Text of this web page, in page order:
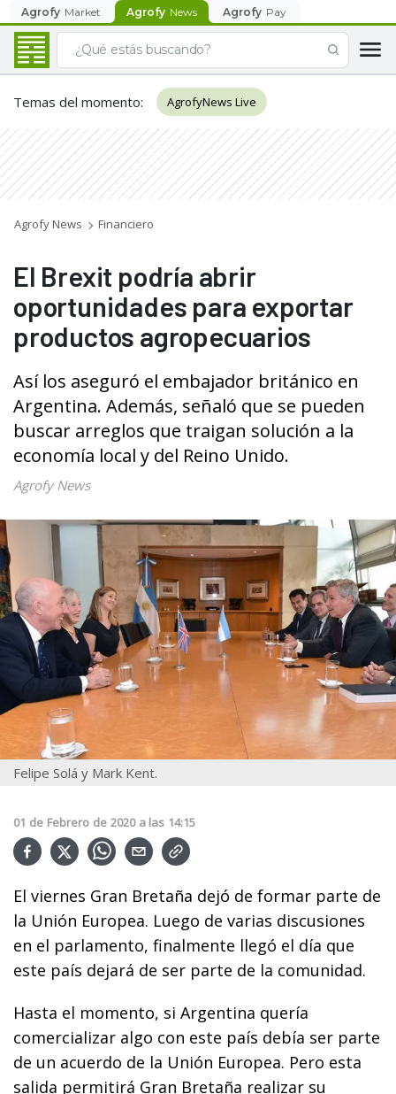
Agrofy Market Agrofy News Agrofy Pay
Temas del momento: AgrofyNews Live
Agrofy News Financiero
El Brexit podría abrir
oportunidades para exportar
productos agropecuarios
Así los aseguró el embajador británico en
Argentina. Además, señaló que se pueden
buscar arreglos que traigan solución a la
economía local y del Reino Unido.
Agrofy News
Felipe Solá y Mark Kent.
01 de Febrero de 2020 a las 14:15
El viernes Gran Bretaña dejó de formar parte de
la Unión Europea. Luego de varias discusiones
en el parlamento, finalmente llegó el día que
este país dejará de ser parte de la comunidad.
Hasta el momento, si Argentina quería
comercializar algo con este país debía ser parte
de un acuerdo de la Unión Europea. Pero esta
salida permitirá Gran Bretaña realizar su